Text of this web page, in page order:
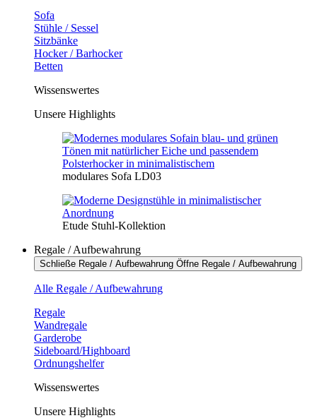
Sofa
Stühle / Sessel
Sitzbänke
Hocker / Barhocker
Betten
Wissenswertes
Unsere Highlights
modulares Sofa LD03
Etude Stuhl-Kollektion
Regale / Aufbewahrung
Schließe Regale / Aufbewahrung Öffne Regale / Aufbewahrung
Alle Regale / Aufbewahrung
Regale
Wandregale
Garderobe
Sideboard/Highboard
Ordnungshelfer
Wissenswertes
Unsere Highlights